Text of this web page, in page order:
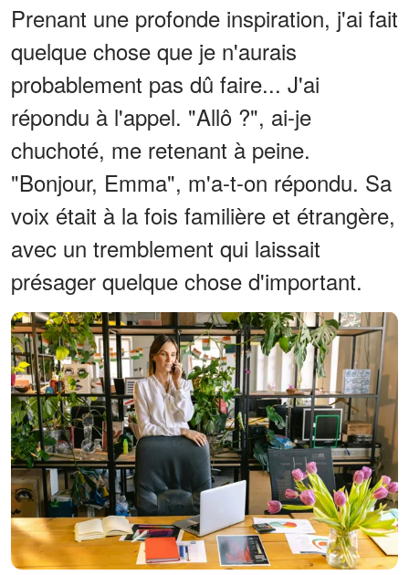
Prenant une profonde inspiration, j'ai fait
quelque chose que je n'aurais
probablement pas dû faire... J'ai
répondu à l'appel. "Allô ?", ai-je
chuchoté, me retenant à peine.
"Bonjour, Emma", m'a-t-on répondu. Sa
voix était à la fois familière et étrangère,
avec un tremblement qui laissait
présager quelque chose d'important.